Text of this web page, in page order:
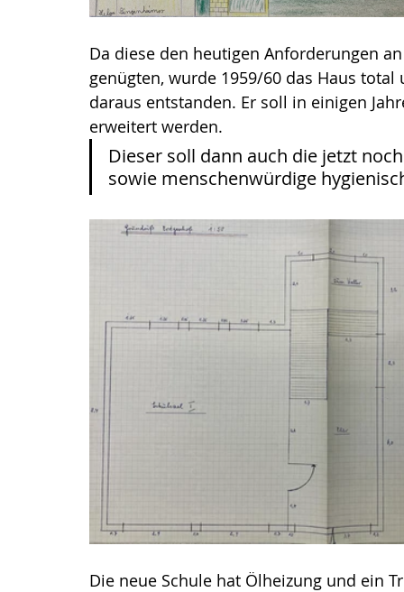
Da diese den heutigen Anforderungen
genügten, wurde 1959/60 das Haus
daraus entstanden. Er soll in einigen
erweitert werden.
Dieser soll dann auch die jetzt
sowie menschenwürdige
Die neue Schule hat Ölheizung und ein